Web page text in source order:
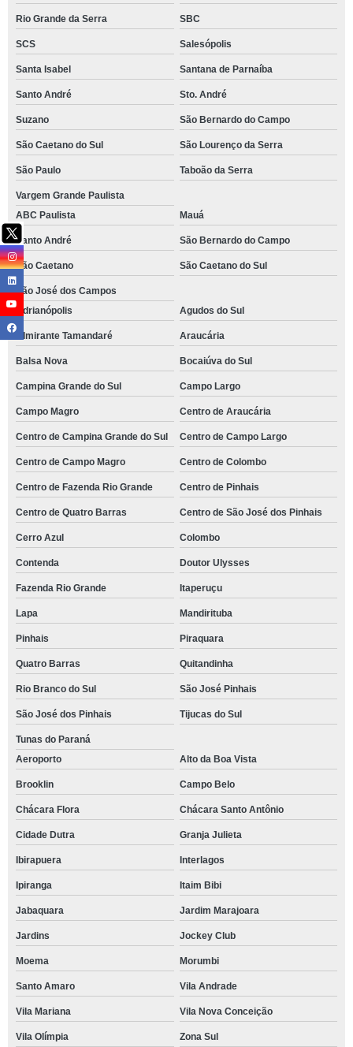
Rio Grande da Serra SBC
SCS Salesópolis
Santa Isabel Santana de Parnaíba
Santo André Sto. André
Suzano São Bernardo do Campo
São Caetano do Sul São Lourenço da Serra
São Paulo Taboão da Serra
Vargem Grande Paulista
ABC Paulista
Mauá
Santo André São Bernardo do Campo
São Caetano São Caetano do Sul
São José dos Campos
Adrianópolis
Agudos do Sul
Almirante Tamandaré Araucária
Balsa Nova Bocaiúva do Sul
Campina Grande do Sul Campo Largo
Campo Magro Centro de Araucária
Centro de Campina Grande do Sul Centro de Campo Largo
Centro de Campo Magro Centro de Colombo
Centro de Fazenda Rio Grande Centro de Pinhais
Centro de Quatro Barras Centro de São José dos Pinhais
Cerro Azul Colombo
Contenda Doutor Ulysses
Fazenda Rio Grande Itaperuçu
Lapa Mandirituba
Pinhais Piraquara
Quatro Barras Quitandinha
Rio Branco do Sul São José Pinhais
São José dos Pinhais Tijucas do Sul
Tunas do Paraná
Aeroporto
Alto da Boa Vista
Brooklin Campo Belo
Chácara Flora Chácara Santo Antônio
Cidade Dutra Granja Julieta
Ibirapuera Interlagos
Ipiranga Itaim Bibi
Jabaquara Jardim Marajoara
Jardins Jockey Club
Moema Morumbi
Santo Amaro Vila Andrade
Vila Mariana Vila Nova Conceição
Vila Olímpia Zona Sul